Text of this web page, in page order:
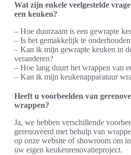
Wat zijn enkele veelgestelde
een keuken?
– Hoe duurzaam is een gewrapte
– Is het gemakkelijk te
– Kan ik mijn gewrapte keuken in
veranderen?
– Hoe lang duurt het wrappen van
– Kan ik mijn keukenapparatuur
Heeft u voorbeelden van
wrappen?
Ja, we hebben verschillende
gerenoveerd met behulp van
op onze website of showroom om
uw eigen keukenrenovatieproject.